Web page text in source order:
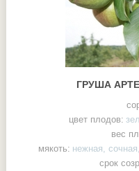
ГРУША
цвет плодов:
вес
мякоть: нежная,
срок